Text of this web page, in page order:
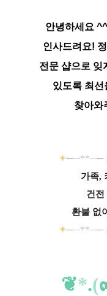
안녕하세요
인사드려요!
전문 샵으로 잊
있도록 최선
찾아와
✦──**──
가족,
건전
환불 없
✦──**──
❦*.(